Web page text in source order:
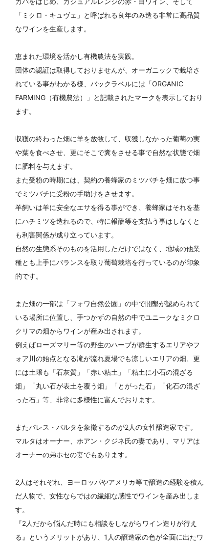
「ミクロ・キュヴェ」と呼ばれる良年のみ造る非常に高品質
なワインを生産します。
恵まれた環境を活かし有機農法を実践。
団体の認証は取得しておりませんが、オーガニックで栽培さ
れている事がわかる様、バックラベルには「ORGANIC
FARMING（有機農法）」と記載されたマークを表示しており
ます。
収獲の終わった畑に羊を放牧して、収獲しなかった葡萄の実
や葉を食べさせ、更にそこで糞をさせる事で自然な状態で畑
に肥料を与えます。
また受粉の時期には、契約の養蜂家のミツバチを畑に放つ事
でミツバチに受粉の手助けをさせます。
羊飼いは羊に安全なエサを得る事ができ、養蜂家はそれを基
にハチミツを造れるので、特に報酬等を支払う事はしなくと
も利害関係が成り立っています。
自然の生態系そのものを活用しただけではなく、地域の他業
種とも上手にバランスを取り葡萄栽培を行っているのが印象
的です。
また畑の一部は「フォワ自然公園」の中で開墾が認められて
いる場所に位置し、手つかずの自然の中でユニークなミクロ
クリマの畑からワインが産み出されます。
例えばローズマリー等の野生のハーブが群生するエリアやフ
ォア川の始点となる滝が流れ夏場でも涼しいエリアの畑、更
には土壌も「石灰質」「赤い粘土」「粘土に小石の混ざる
畑」「丸い石が表土を覆う畑」「とがった石」「化石の混ざ
った石」等、非常に多様性に富んでおります。
またパレス・バルタを象徴するのが2人の女性醸造家です。
マルタはオーナー、ホアン・クジネ氏の妻であり、マリアは
オーナーの弟ホセの妻でもあります。
2人はそれぞれ、ヨーロッパやアメリカ等で醸造の経験を積ん
だ人物で、女性ならではの繊細な感性でワインを産み出しま
す。
『2人だから悩んだ時にも相談をしながらワイン造りが行え
る』というメリットがあり、1人の醸造家の色が全面に出たワ